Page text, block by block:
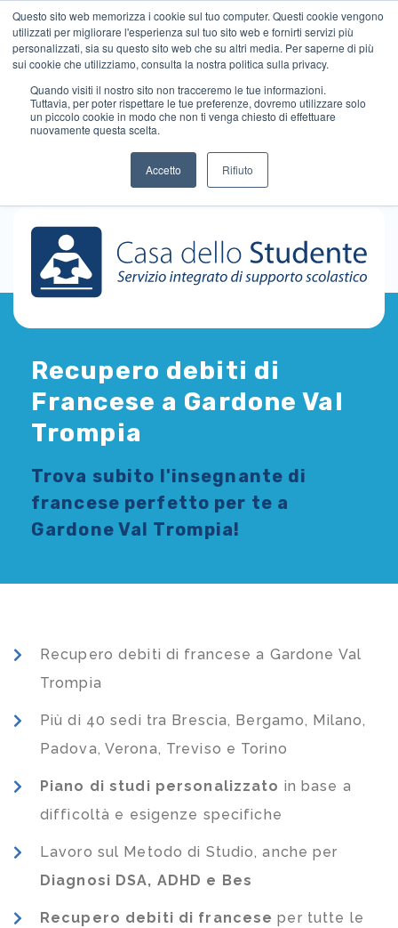
Questo sito web memorizza i cookie sul tuo computer. Questi cookie vengono
utilizzati per migliorare l'esperienza sul tuo sito web e fornirti servizi più
personalizzati, sia su questo sito web che su altri media. Per saperne di più
sui cookie che utilizziamo, consulta la nostra politica sulla privacy.
Quando visiti il ​​nostro sito non tracceremo le tue informazioni.
Tuttavia, per poter rispettare le tue preferenze, dovremo utilizzare solo
un piccolo cookie in modo che non ti venga chiesto di effettuare
nuovamente questa scelta.
Accetto Rifiuto
Recupero debiti di
Francese a Gardone Val
Trompia
Trova subito l'insegnante di
francese perfetto per te a
Gardone Val Trompia!
Recupero debiti di francese a Gardone Val
Trompia
Più di 40 sedi tra Brescia, Bergamo, Milano,
Padova, Verona, Treviso e Torino
Piano di studi personalizzato in base a
difficoltà e esigenze specifiche
Lavoro sul Metodo di Studio, anche per
Diagnosi DSA, ADHD e Bes
Recupero debiti di francese per tutte le